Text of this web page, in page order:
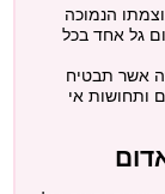
הנמוכה
גל אחד בכל
אשר תבטיח
ותחושות אי